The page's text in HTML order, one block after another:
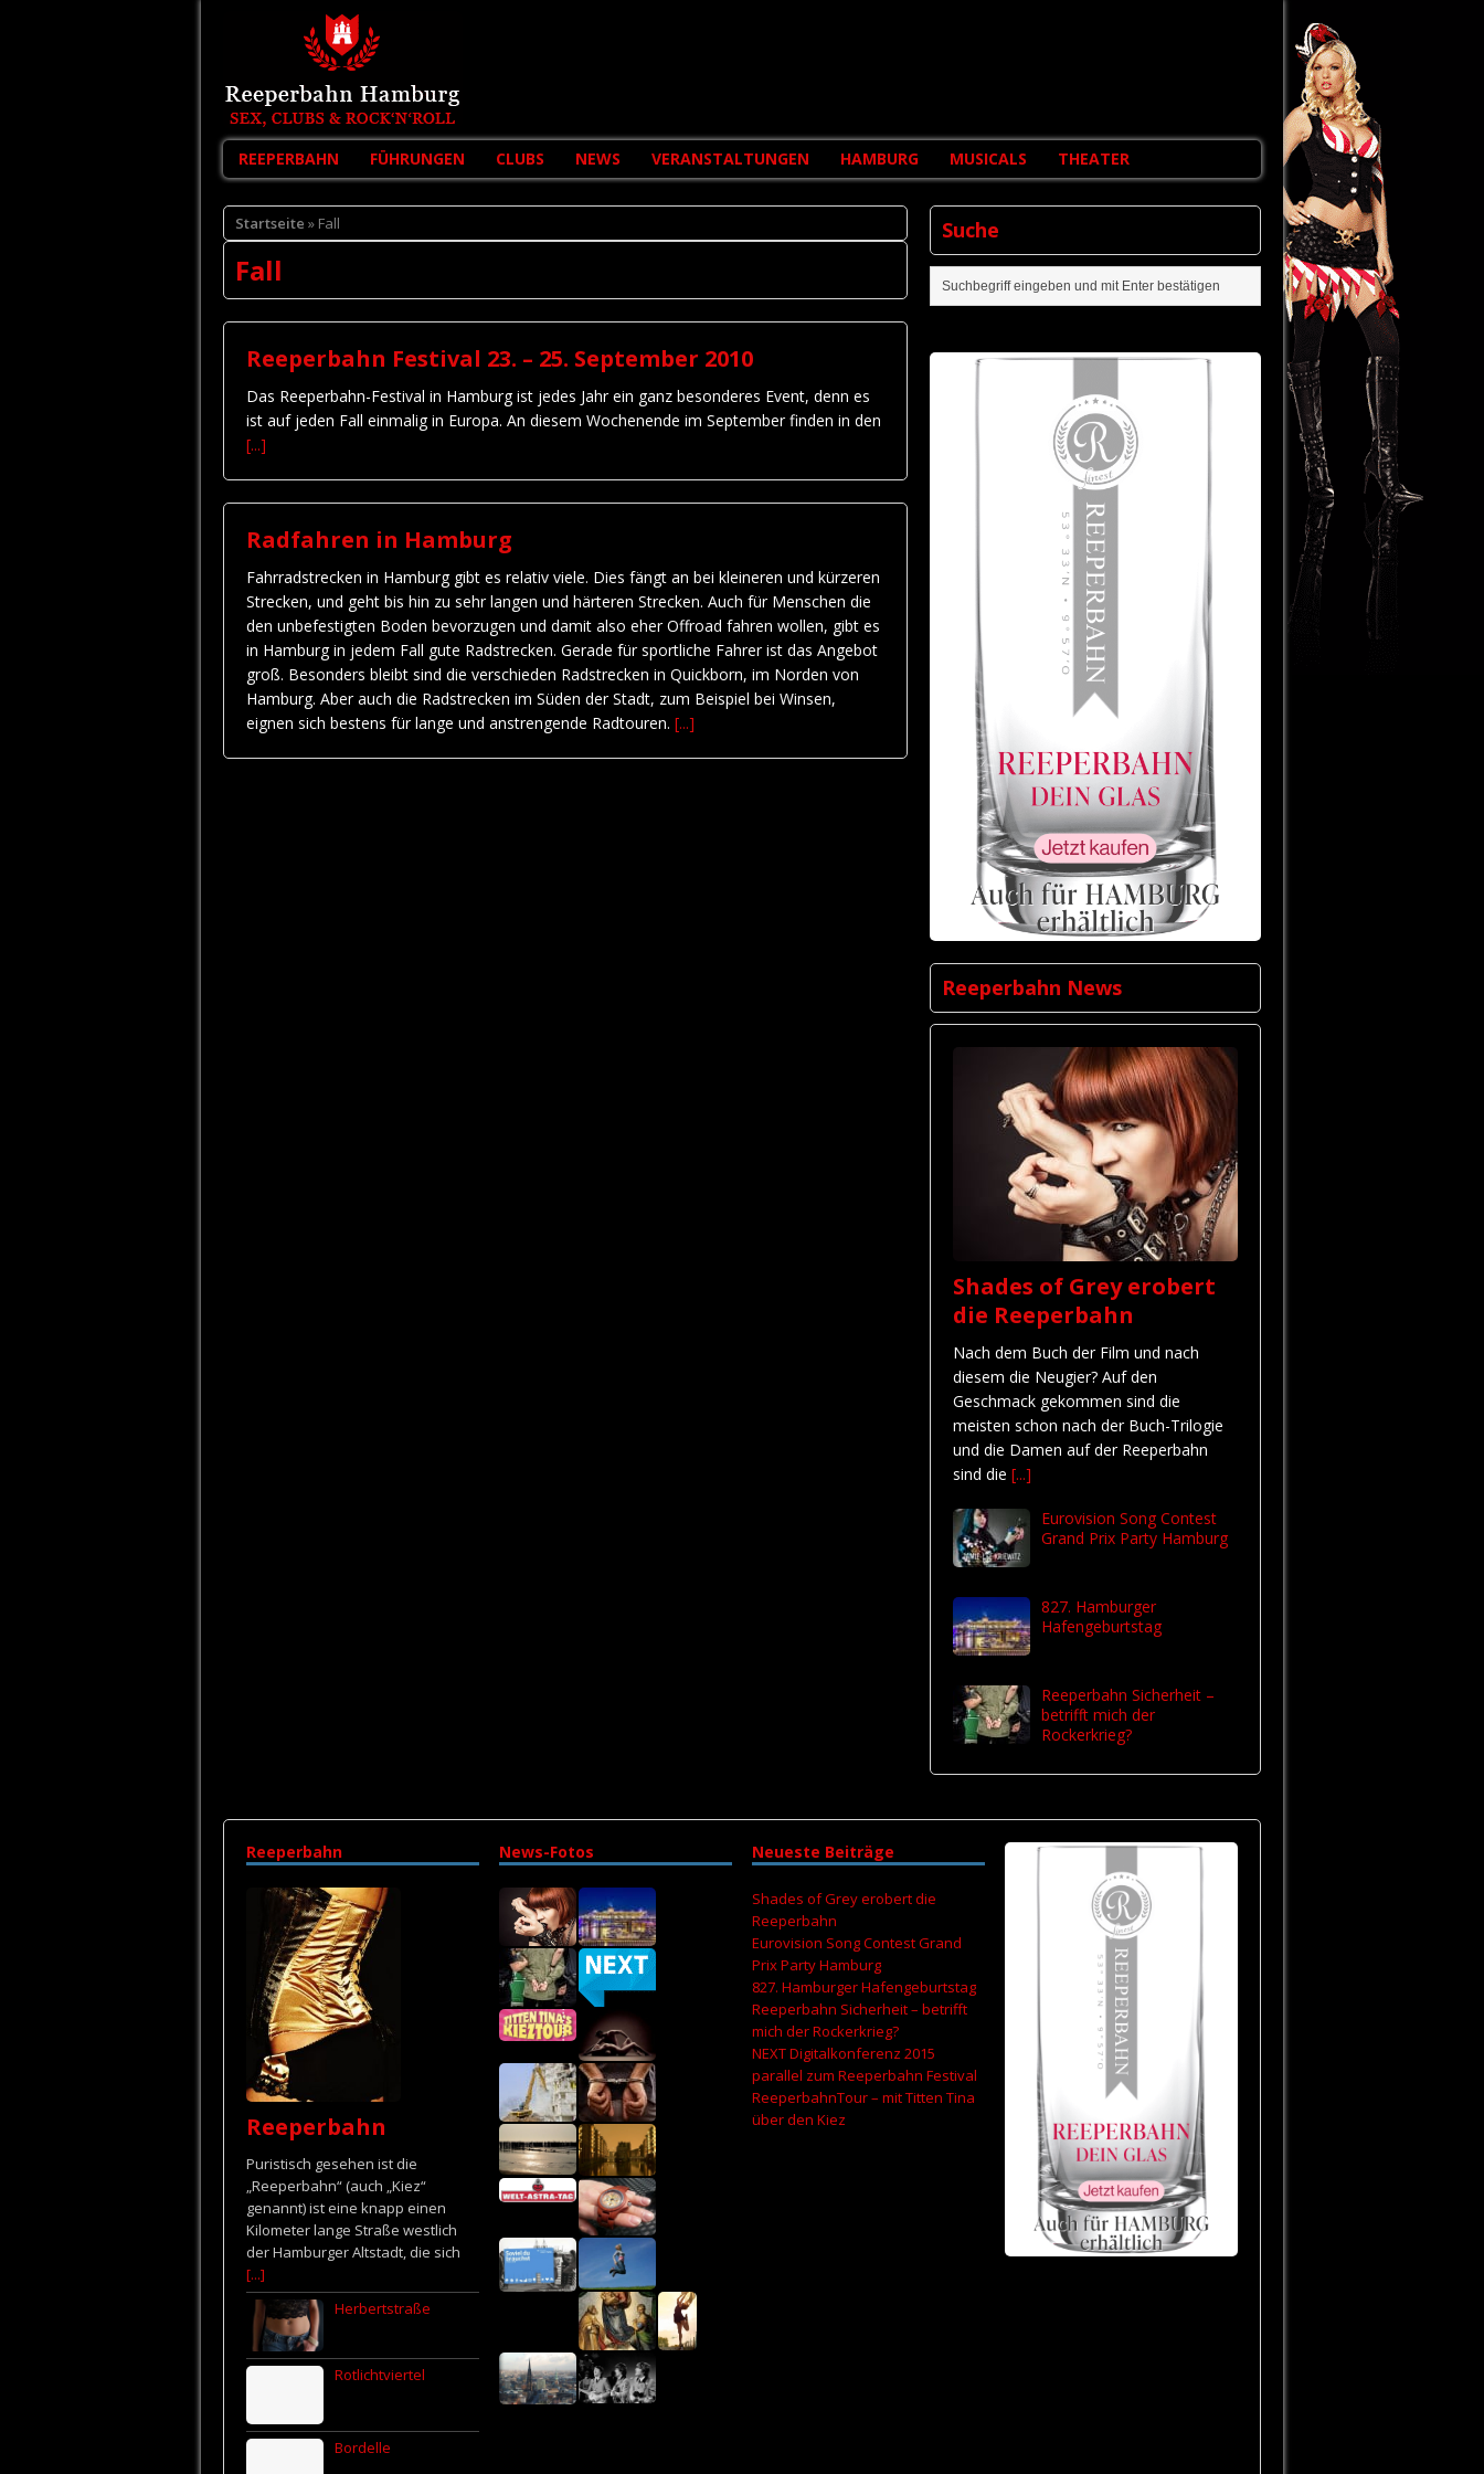
REEPERBAHN FÜHRUNGEN CLUBS NEWS VERANSTALTUNGEN HAMBURG MUSICALS THEATER
Startseite » Fall
Fall
Reeperbahn Festival 23. – 25. September 2010
Das Reeperbahn-Festival in Hamburg ist jedes Jahr ein ganz besonderes Event, denn es
ist auf jeden Fall einmalig in Europa. An diesem Wochenende im September finden in den
[...]
Radfahren in Hamburg
Fahrradstrecken in Hamburg gibt es relativ viele. Dies fängt an bei kleineren und kürzeren
Strecken, und geht bis hin zu sehr langen und härteren Strecken. Auch für Menschen die
den unbefestigten Boden bevorzugen und damit also eher Offroad fahren wollen, gibt es
in Hamburg in jedem Fall gute Radstrecken. Gerade für sportliche Fahrer ist das Angebot
groß. Besonders bleibt sind die verschieden Radstrecken in Quickborn, im Norden von
Hamburg. Aber auch die Radstrecken im Süden der Stadt, zum Beispiel bei Winsen,
eignen sich bestens für lange und anstrengende Radtouren. [...]
Suche
Reeperbahn News
Shades of Grey erobert
die Reeperbahn
Nach dem Buch der Film und nach
diesem die Neugier? Auf den
Geschmack gekommen sind die
meisten schon nach der Buch-Trilogie
und die Damen auf der Reeperbahn
sind die [...]
Eurovision Song Contest
Grand Prix Party Hamburg
827. Hamburger
Hafengeburtstag
Reeperbahn Sicherheit –
betrifft mich der
Rockerkrieg?
Reeperbahn
Reeperbahn
Puristisch gesehen ist die
„Reeperbahn“ (auch „Kiez“
genannt) ist eine knapp einen
Kilometer lange Straße westlich
der Hamburger Altstadt, die sich
[...]
Herbertstraße
Rotlichtviertel
Bordelle
News-Fotos Neueste Beiträge
Shades of Grey erobert die
Reeperbahn
Eurovision Song Contest Grand
Prix Party Hamburg
827. Hamburger Hafengeburtstag
Reeperbahn Sicherheit – betrifft
mich der Rockerkrieg?
NEXT Digitalkonferenz 2015
parallel zum Reeperbahn Festival
ReeperbahnTour – mit Titten Tina
über den Kiez